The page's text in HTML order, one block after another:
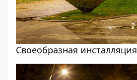
Своеобразная инсталляция